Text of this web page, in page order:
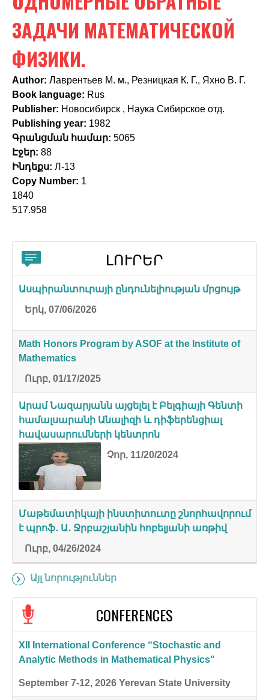
h
f
o
r
m
ЗАДАЧИ МАТЕМАТИЧЕСКОЙ
ФИЗИКИ.
Author: Лаврентьев М. м., Резницкая К. Г., Яхно В. Г.
Book language: Rus
Publisher: Новосибирск , Наука Сибирское отд.
Publishing year: 1982
Գրանցման համար: 5065
Էջեր: 88
Ինդեքս: Л-13
Copy Number: 1
1840
517.958
ԼՈՒՐԵՐ
Ասպիրանտուրայի ընդունելիության մրցույթ
Երկ, 07/06/2026
Math Honors Program by ASOF at the Institute of
Mathematics
Ուրբ, 01/17/2025
Արամ Նազարյանն այցելել է Բելգիայի Գենտի
համալսարանի Անալիզի և դիֆերենցիալ
հավասարումների կենտրոն
Չոր, 11/20/2024
Մաթեմատիկայի ինստիտուտը շնորհավորում
է պրոֆ․ Ա․ Ջրբաշյանին հոբելյանի առթիվ
Ուրբ, 04/26/2024
Այլ նորություններ
CONFERENCES
XII International Conference “Stochastic and
Analytic Methods in Mathematical Physics"
September 7-12, 2026 Yerevan State University